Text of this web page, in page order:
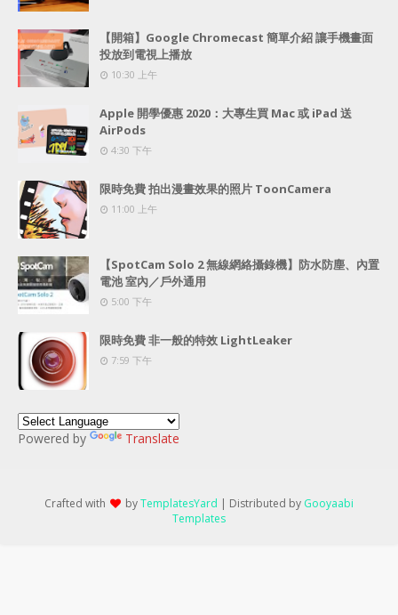
【開箱】Google Chromecast 簡單介紹 讓手機畫面
投放到電視上播放
10:30 上午
Apple 開學優惠 2020：大專生買 Mac 或 iPad 送
AirPods
4:30 下午
限時免費 拍出漫畫效果的照片 ToonCamera
11:00 上午
【SpotCam Solo 2 無線網絡攝錄機】防水防塵、內置
電池 室內／戶外通用
5:00 下午
限時免費 非一般的特效 LightLeaker
7:59 下午
Powered by Translate
Crafted with byTemplatesYard | Distributed by Gooyaabi
Templates